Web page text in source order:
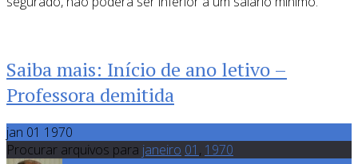
Saiba mais: Início de ano letivo –
Professora demitida
jan 01 1970
Procurar arquivos para janeiro 01 , 1970